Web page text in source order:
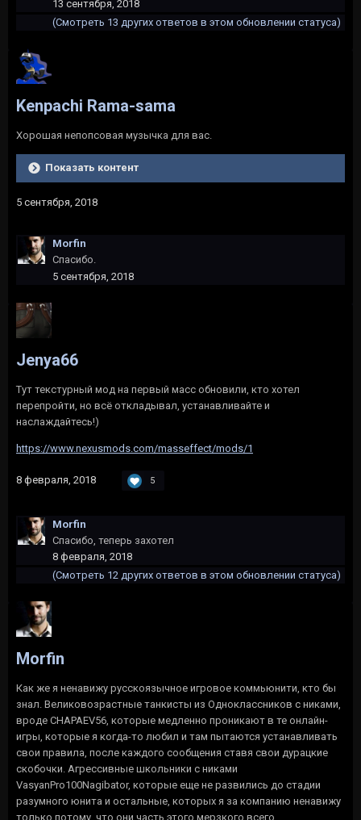
13 сентября, 2018
(Смотреть 13 других ответов в этом обновлении статуса)
Kenpachi Rama-sama
Хорошая непопсовая музычка для вас.
Показать контент
5 сентября, 2018
Morfin
Спасибо.
5 сентября, 2018
Jenya66
Тут текстурный мод на первый масс обновили, кто хотел
перепройти, но всё откладывал, устанавливайте и
наслаждайтесь!)
https://www.nexusmods.com/masseffect/mods/1
8 февраля, 2018 5
Morfin
Спасибо, теперь захотел
8 февраля, 2018
(Смотреть 12 других ответов в этом обновлении статуса)
Morfin
Как же я ненавижу русскоязычное игровое коммьюнити, кто бы
знал. Великовозрастные танкисты из Одноклассников с никами,
вроде CHAPAEV56, которые медленно проникают в те онлайн-
игры, которые я когда-то любил и там пытаются устанавливать
свои правила, после каждого сообщения ставя свои дурацкие
скобочки. Агрессивные школьники с никами
VasyanPro100Nagibator, которые еще не развились до стадии
разумного юнита и остальные, которых я за компанию ненавижу
только потому, что они часть этого мерзкого всего